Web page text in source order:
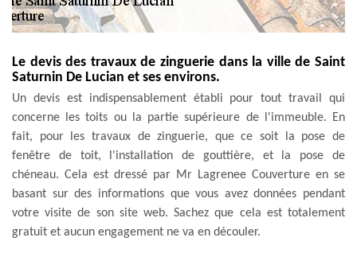
Le devis des travaux de zinguerie dans la ville de Saint
Saturnin De Lucian et ses environs.
Un devis est indispensablement établi pour tout travail qui
concerne les toits ou la partie supérieure de l'immeuble. En
fait, pour les travaux de zinguerie, que ce soit la pose de
fenêtre de toit, l'installation de gouttière, et la pose de
chéneau. Cela est dressé par Mr Lagrenee Couverture en se
basant sur des informations que vous avez données pendant
votre visite de son site web. Sachez que cela est totalement
gratuit et aucun engagement ne va en découler.